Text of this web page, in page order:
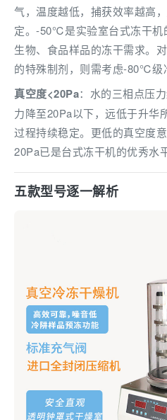
气，温度越低，捕获效率越高
定。-50℃是实验室台式冻干机
生物、食品样品的冻干需求。
的特殊制剂，则需考虑-80℃级
真空度<20Pa：水的三相点压
力降至20Pa以下，远低于升华
过程持续稳定。更低的真空度
20Pa已是台式冻干机的优秀水平
五款型号逐一解析